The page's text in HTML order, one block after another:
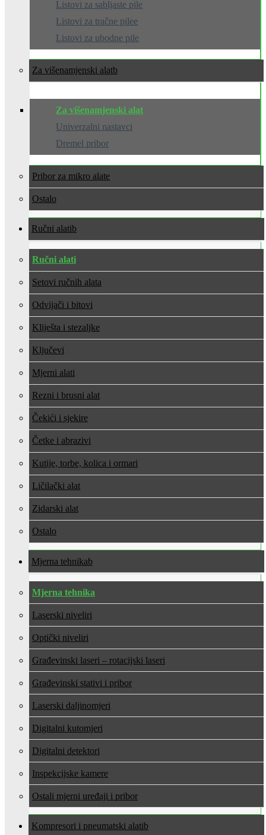
Listovi za sabljaste pile
Listovi za tračne pilee
Listovi za ubodne pile
Za višenamjenski alat
Za višenamjenski alat
Univerzalni nastavci
Dremel pribor
Pribor za mikro alate
Ostalo
Ručni alati
Ručni alati
Setovi ručnih alata
Odvijači i bitovi
Kliješta i stezaljke
Ključevi
Mjerni alati
Rezni i brusni alat
Čekići i sjekire
Četke i abrazivi
Kutije, torbe, kolica i ormari
Ličilački alat
Zidarski alat
Ostalo
Mjerna tehnika
Mjerna tehnika
Laserski niveliri
Optički niveliri
Građevinski laseri – rotacijski laseri
Građevinski stativi i pribor
Laserski daljinomjeri
Digitalni kutomjeri
Digitalni detektori
Inspekcijske kamere
Ostali mjerni uređaji i pribor
Kompresori i pneumatski alati